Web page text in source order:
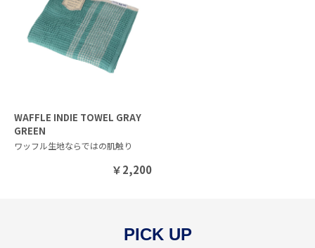
WAFFLE INDIE TOWEL GRAY
GREEN
ワッフル生地ならではの肌触り
￥2,200
PICK UP